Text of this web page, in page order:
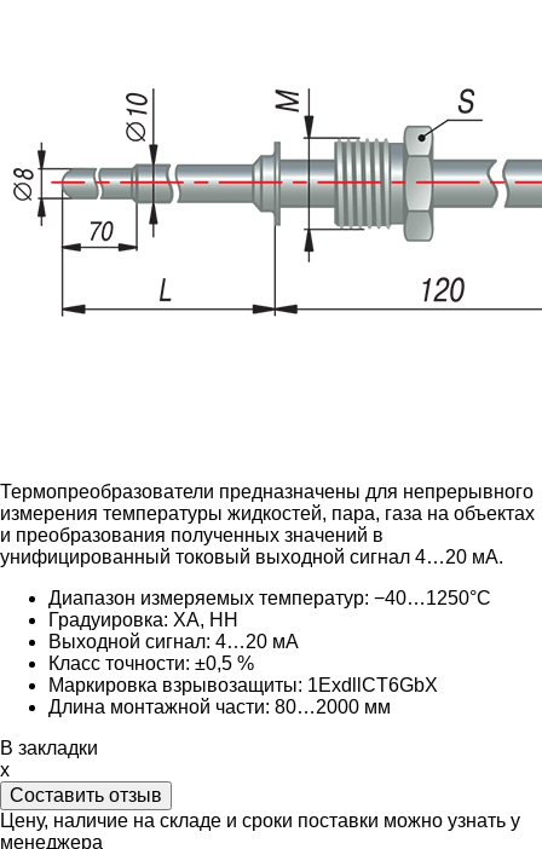
Термопреобразователи предназначены для непрерывного
измерения температуры жидкостей, пара, газа на объектах
и преобразования полученных значений в
унифицированный токовый выходной сигнал 4…20 мА.
Диапазон измеряемых температур: −40…1250°C
Градуировка: ХА, НН
Выходной сигнал: 4…20 мА
Класс точности: ±0,5 %
Маркировка взрывозащиты: 1ExdllCT6GbX
Длина монтажной части: 80…2000 мм
В закладки
x
Составить отзыв
Цену, наличие на складе и сроки поставки можно узнать у
менеджера